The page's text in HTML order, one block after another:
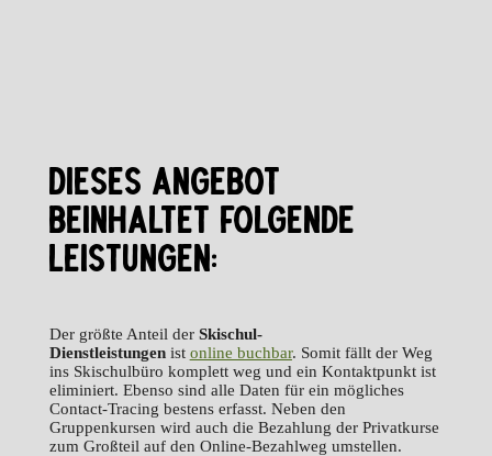
DIESES ANGEBOT
BEINHALTET FOLGENDE
LEISTUNGEN:
Der größte Anteil der Skischul-
Dienstleistungen ist online buchbar. Somit fällt der Weg
ins Skischulbüro komplett weg und ein Kontaktpunkt ist
eliminiert. Ebenso sind alle Daten für ein mögliches
Contact-Tracing bestens erfasst. Neben den
Gruppenkursen wird auch die Bezahlung der Privatkurse
zum Großteil auf den Online-Bezahlweg umstellen.